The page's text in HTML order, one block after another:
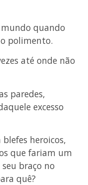
quando
polimento.
até onde não
paredes,
excesso
heroicos,
que fariam um
braço no
quê?